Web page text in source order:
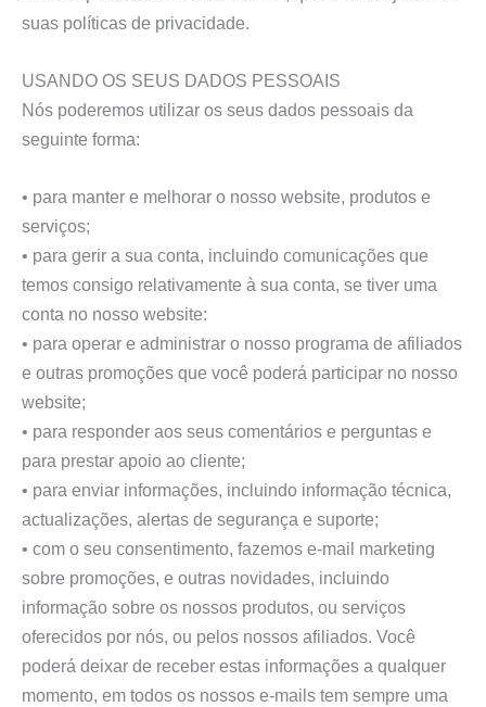
suas políticas de privacidade.
USANDO OS SEUS DADOS PESSOAIS
Nós poderemos utilizar os seus dados pessoais da
seguinte forma:
• para manter e melhorar o nosso website, produtos e
serviços;
• para gerir a sua conta, incluindo comunicações que
temos consigo relativamente à sua conta, se tiver uma
conta no nosso website:
• para operar e administrar o nosso programa de afiliados
e outras promoções que você poderá participar no nosso
website;
• para responder aos seus comentários e perguntas e
para prestar apoio ao cliente;
• para enviar informações, incluindo informação técnica,
actualizações, alertas de segurança e suporte;
• com o seu consentimento, fazemos e-mail marketing
sobre promoções, e outras novidades, incluindo
informação sobre os nossos produtos, ou serviços
oferecidos por nós, ou pelos nossos afiliados. Você
poderá deixar de receber estas informações a qualquer
momento, em todos os nossos e-mails tem sempre uma